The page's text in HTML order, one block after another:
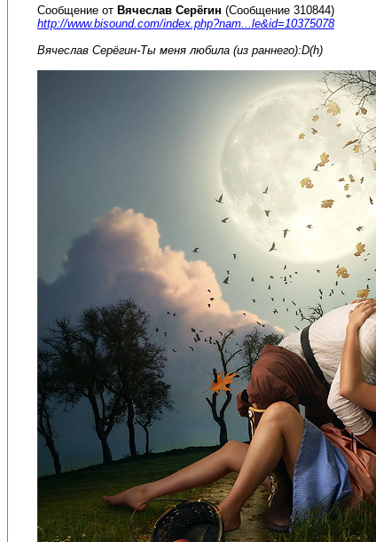
Сообщение от Вячеслав Серёгин (Сообщение 310844)
http://www.bisound.com/index.php?nam...le&id=10375078
Вячеслав Серёгин-Ты меня любила (из раннего):D(h)